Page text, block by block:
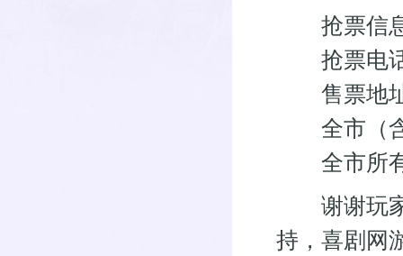
抢票信
抢票电话
售票地址
全市（含
全市所有
谢谢玩家
持，喜剧网